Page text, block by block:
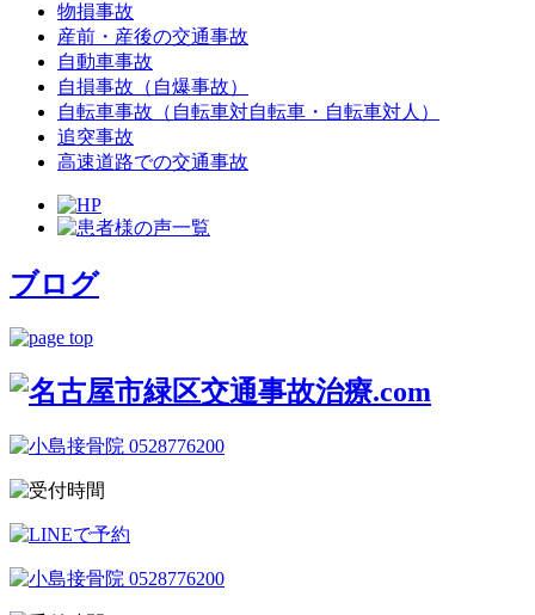
物損事故
産前・産後の交通事故
自動車事故
自損事故（自爆事故）
自転車事故（自転車対自転車・自転車対人）
追突事故
高速道路での交通事故
ブログ